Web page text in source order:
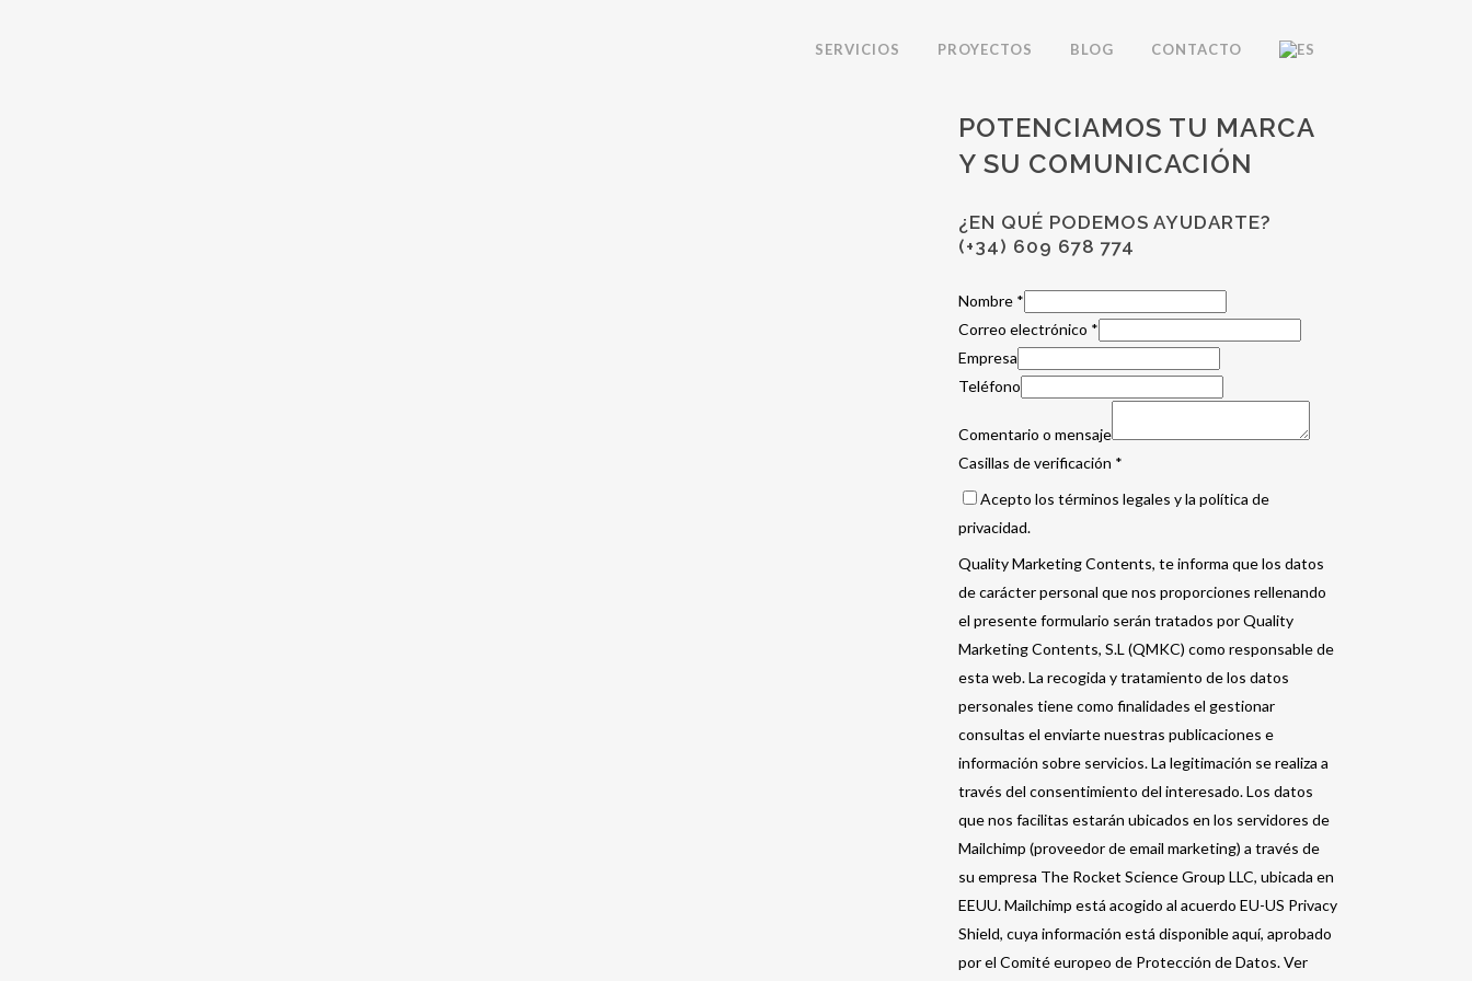
SERVICIOS PROYECTOS BLOG CONTACTO
POTENCIAMOS TU MARCA
Y SU COMUNICACIÓN
¿EN QUÉ PODEMOS AYUDARTE?
(+34) 609 678 774
Nombre *
Correo electrónico *
Empresa
Teléfono
Comentario o mensaje
Casillas de verificación *
Acepto los términos legales y la política de
privacidad.
Quality Marketing Contents, te informa que los datos
de carácter personal que nos proporciones rellenando
el presente formulario serán tratados por Quality
Marketing Contents, S.L (QMKC) como responsable de
esta web. La recogida y tratamiento de los datos
personales tiene como finalidades el gestionar
consultas el enviarte nuestras publicaciones e
información sobre servicios. La legitimación se realiza a
través del consentimiento del interesado. Los datos
que nos facilitas estarán ubicados en los servidores de
Mailchimp (proveedor de email marketing) a través de
su empresa The Rocket Science Group LLC, ubicada en
EEUU. Mailchimp está acogido al acuerdo EU-US Privacy
Shield, cuya información está disponible aquí, aprobado
por el Comité europeo de Protección de Datos. Ver